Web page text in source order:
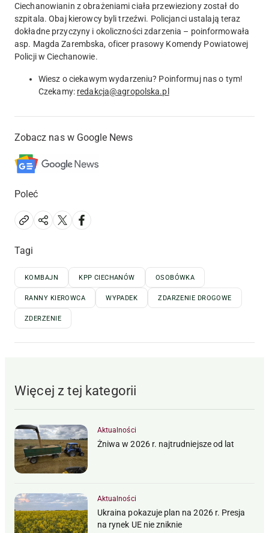
Ciechanowianin z obrażeniami ciała przewieziony został do
szpitala. Obaj kierowcy byli trzeźwi. Policjanci ustalają teraz
dokładne przyczyny i okoliczności zdarzenia – poinformowała
asp. Magda Zarembska, oficer prasowy Komendy Powiatowej
Policji w Ciechanowie.
Wiesz o ciekawym wydarzeniu? Poinformuj nas o tym!
Czekamy: redakcja@agropolska.pl
Zobacz nas w Google News
Poleć
Tagi
KOMBAJN KPP CIECHANÓW OSOBÓWKA
RANNY KIEROWCA WYPADEK ZDARZENIE DROGOWE
ZDERZENIE
Więcej z tej kategorii
Aktualności
Żniwa w 2026 r. najtrudniejsze od lat
Aktualności
Ukraina pokazuje plan na 2026 r. Presja
na rynek UE nie zniknie